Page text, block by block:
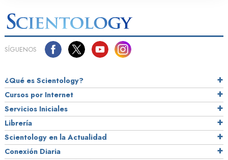
SÍGUENOS
¿Qué es Scientology?
Cursos por Internet
Servicios Iniciales
Librería
Scientology en la Actualidad
Conexión Diaria